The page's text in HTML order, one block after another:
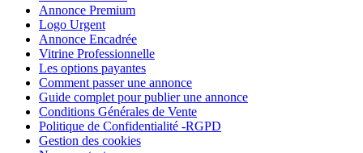
Annonce Premium
Logo Urgent
Annonce Encadrée
Vitrine Professionnelle
Les options payantes
Comment passer une annonce
Guide complet pour publier une annonce
Conditions Générales de Vente
Politique de Confidentialité -RGPD
Gestion des cookies